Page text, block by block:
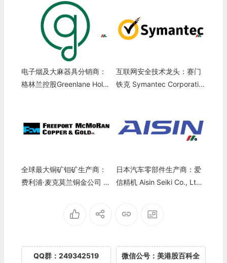
电子烟及大麻器具分销商：
格林兰控股Greenlane Holdi
互联网安全技术龙头：赛门
铁克 Symantec Corporatio
全球最大铜矿钼矿生产商：
费利浦·麦克莫兰铜金公司 Fr
日本汽车零部件生产商：爱
信精机 Aisin Seiki Co., Ltd.
QQ群：249342519
微信公号：美港股百科全